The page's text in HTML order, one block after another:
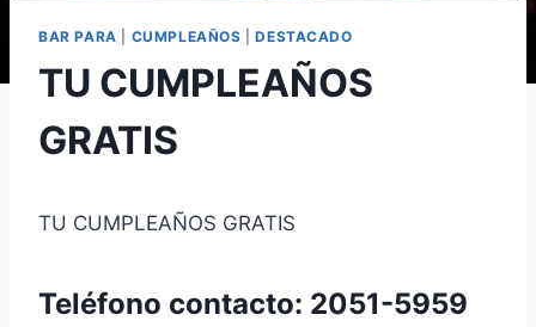
BAR PARA CUMPLEAÑOS |DESTACADO
TU CUMPLEAÑOS
GRATIS
TU CUMPLEAÑOS GRATIS
Teléfono contacto: 2051-5959